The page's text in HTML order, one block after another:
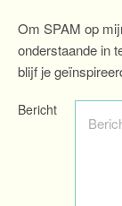
Om SPAM op
onderstaande in
blijf je
Bericht